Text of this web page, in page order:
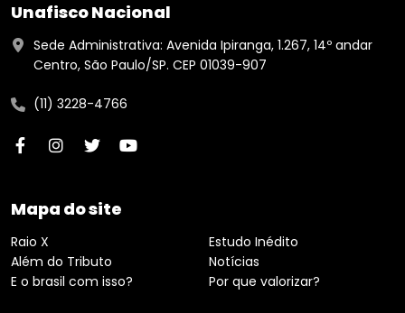
Unafisco Nacional
Sede Administrativa: Avenida Ipiranga, 1.267, 14º andar
Centro, São Paulo/SP. CEP 01039-907
(11) 3228-4766
Mapa do site
Raio X
Além do Tributo
E o brasil com isso?
Estudo Inédito
Notícias
Por que valorizar?